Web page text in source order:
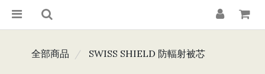
全部商品 SWISS SHIELD 防輻射被芯